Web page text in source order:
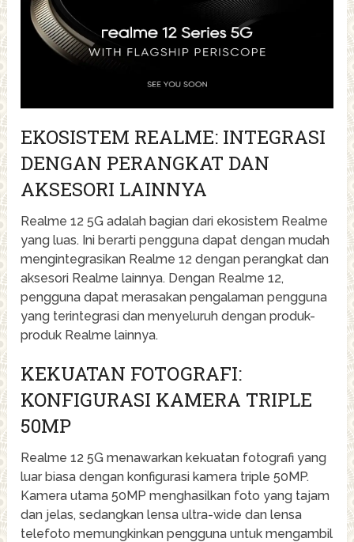
EKOSISTEM REALME: INTEGRASI
DENGAN PERANGKAT DAN
AKSESORI LAINNYA
Realme 12 5G adalah bagian dari ekosistem Realme
yang luas. Ini berarti pengguna dapat dengan mudah
mengintegrasikan Realme 12 dengan perangkat dan
aksesori Realme lainnya. Dengan Realme 12,
pengguna dapat merasakan pengalaman pengguna
yang terintegrasi dan menyeluruh dengan produk-
produk Realme lainnya.
KEKUATAN FOTOGRAFI:
KONFIGURASI KAMERA TRIPLE
50MP
Realme 12 5G menawarkan kekuatan fotografi yang
luar biasa dengan konfigurasi kamera triple 50MP.
Kamera utama 50MP menghasilkan foto yang tajam
dan jelas, sedangkan lensa ultra-wide dan lensa
telefoto memungkinkan pengguna untuk mengambil